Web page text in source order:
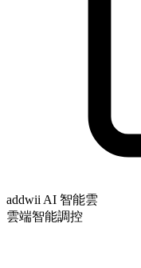
addwii AI 智能雲
雲端智能調控